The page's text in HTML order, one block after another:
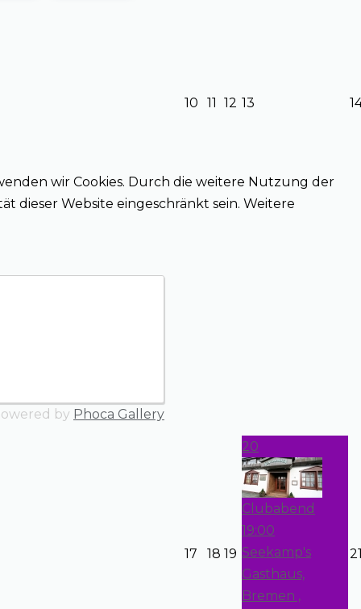
by Phoca Gallery
10 11 12 13
17 18 19
20
Clubabend
19:00
Seekamp's
Gasthaus,
Bremen ,
wir Cookies. Durch die weitere Nutzung der
dieser Website eingeschränkt sein. Weitere